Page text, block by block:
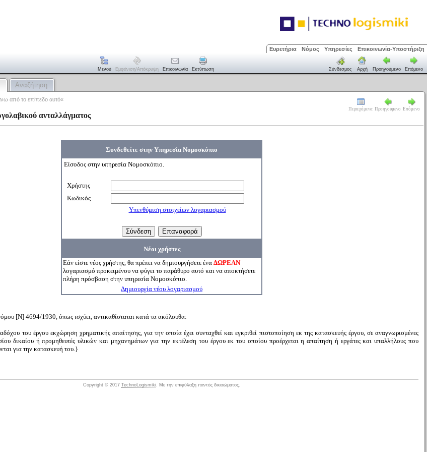
Ευρετήρια Νόμος Υπηρεσίες Επικοινωνία-Υποστήριξη
Μενού Εμφάνιση/απόκρυψη Επικοινωνία Εκτύπωση Σύνδεσμος Αρχή Προηγούμενο Επόμενο
Αναζήτηση